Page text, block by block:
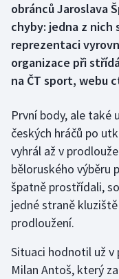
Curling
Dostihy
Florbal
Futsal
Golf
Gymnastika
Házená
Jezdectví
obránců Jaroslava
chyby: jedna z nich
reprezentaci
organizace při
na ČT sport, webu
První body, ale také
českých hráčů po
vyhrál až v
běloruského výběru
špatně prostřídali,
jedné straně
prodloužení.
Situaci hodnotil už v
Milan Antoš, který